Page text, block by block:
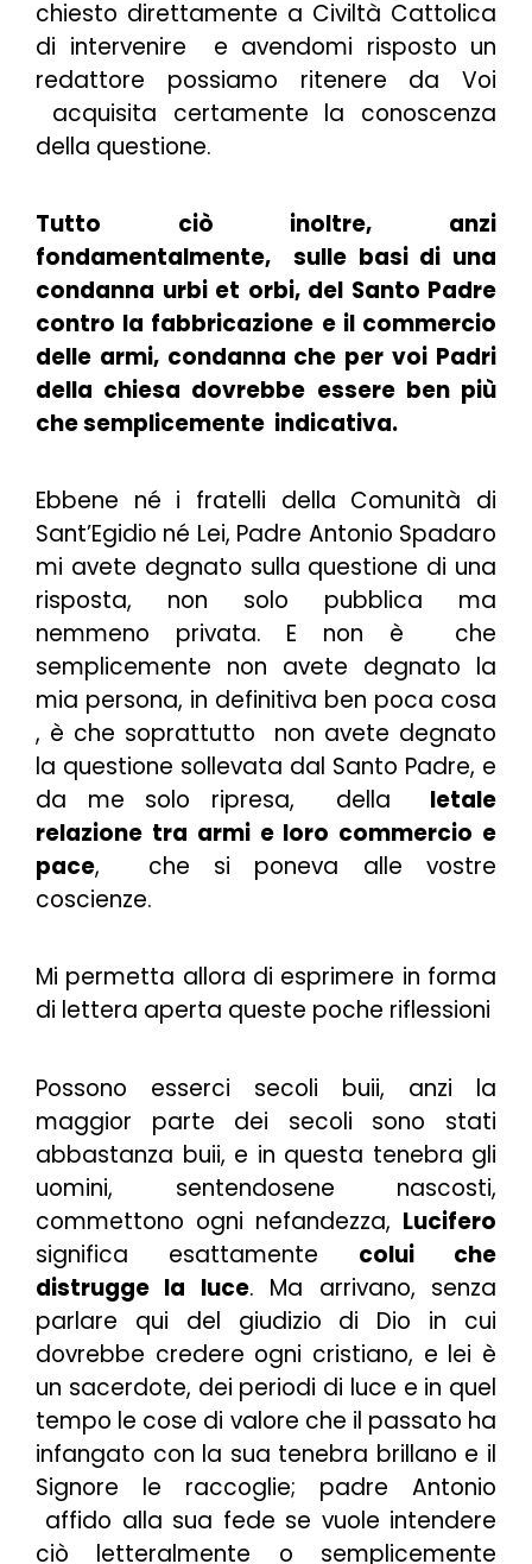
chiesto direttamente a Civiltà Cattolica
di intervenire e avendomi risposto un
redattore possiamo ritenere da Voi
acquisita certamente la conoscenza
della questione.
Tutto ciò inoltre, anzi
fondamentalmente, sulle basi di una
condanna urbi et orbi, del Santo Padre
contro la fabbricazione e il commercio
delle armi, condanna che per voi Padri
della chiesa dovrebbe essere ben più
che semplicemente indicativa.
Ebbene né i fratelli della Comunità di
Sant’Egidio né Lei, Padre Antonio Spadaro
mi avete degnato sulla questione di una
risposta, non solo pubblica ma
nemmeno privata. E non è che
semplicemente non avete degnato la
mia persona, in definitiva ben poca cosa
, è che soprattutto non avete degnato
la questione sollevata dal Santo Padre, e
da me solo ripresa, della letale
relazione tra armi e loro commercio e
pace, che si poneva alle vostre
coscienze.
Mi permetta allora di esprimere in forma
di lettera aperta queste poche riflessioni
Possono esserci secoli buii, anzi la
maggior parte dei secoli sono stati
abbastanza buii, e in questa tenebra gli
uomini, sentendosene nascosti,
commettono ogni nefandezza, Lucifero
significa esattamente colui che
distrugge la luce. Ma arrivano, senza
parlare qui del giudizio di Dio in cui
dovrebbe credere ogni cristiano, e lei è
un sacerdote, dei periodi di luce e in quel
tempo le cose di valore che il passato ha
infangato con la sua tenebra brillano e il
Signore le raccoglie; padre Antonio
affido alla sua fede se vuole intendere
ciò letteralmente o semplicemente